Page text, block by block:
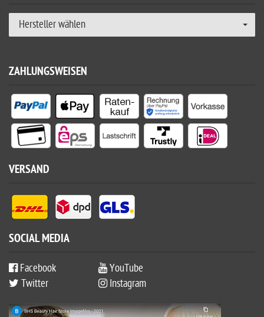
Hersteller wählen
ZAHLUNGSWEISEN
VERSAND
SOCIAL MEDIA
Facebook
YouTube
Twitter
Instagram